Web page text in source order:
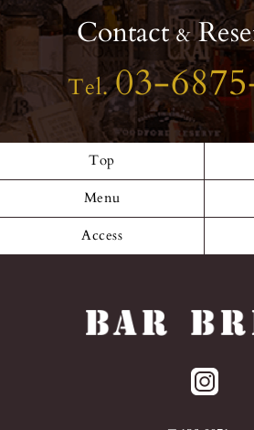
Contact&
Tel.03-
Top
Menu
Access